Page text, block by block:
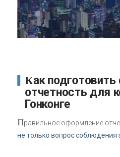
Как подготовить финансовую
отчетность для
Гонконге
Правильное оформление
не только вопрос соблюдения